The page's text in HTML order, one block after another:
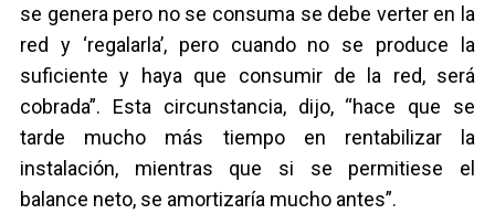
se genera pero no se consuma se debe verter en la
red y ‘regalarla’, pero cuando no se produce la
suficiente y haya que consumir de la red, será
cobrada”. Esta circunstancia, dijo, “hace que se
tarde mucho más tiempo en rentabilizar la
instalación, mientras que si se permitiese el
balance neto, se amortizaría mucho antes”.